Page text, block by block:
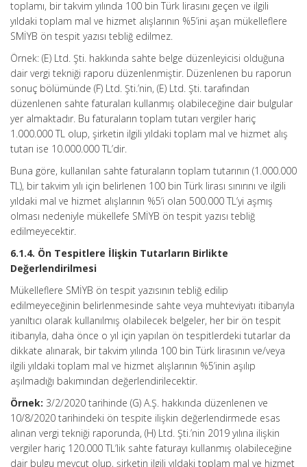
toplamı, bir takvim yılında 100 bin Türk lirasını geçen ve ilgili
yıldaki toplam mal ve hizmet alışlarının %5’ini aşan mükelleflere
SMİYB ön tespit yazısı tebliğ edilmez.
Örnek: (E) Ltd. Şti. hakkında sahte belge düzenleyicisi olduğuna
dair vergi tekniği raporu düzenlenmiştir. Düzenlenen bu raporun
sonuç bölümünde (F) Ltd. Şti.’nin, (E) Ltd. Şti. tarafından
düzenlenen sahte faturaları kullanmış olabileceğine dair bulgular
yer almaktadır. Bu faturaların toplam tutarı vergiler hariç
1.000.000 TL olup, şirketin ilgili yıldaki toplam mal ve hizmet alış
tutarı ise 10.000.000 TL’dir.
Buna göre, kullanılan sahte faturaların toplam tutarının (1.000.000
TL), bir takvim yılı için belirlenen 100 bin Türk lirası sınırını ve ilgili
yıldaki mal ve hizmet alışlarının %5’i olan 500.000 TL’yi aşmış
olması nedeniyle mükellefe SMİYB ön tespit yazısı tebliğ
edilmeyecektir.
6.1.4. Ön Tespitlere İlişkin Tutarların Birlikte
Değerlendirilmesi
Mükelleflere SMİYB ön tespit yazısının tebliğ edilip
edilmeyeceğinin belirlenmesinde sahte veya muhteviyatı itibarıyla
yanıltıcı olarak kullanılmış olabilecek belgeler, her bir ön tespit
itibarıyla, daha önce o yıl için yapılan ön tespitlerdeki tutarlar da
dikkate alınarak, bir takvim yılında 100 bin Türk lirasının ve/veya
ilgili yıldaki toplam mal ve hizmet alışlarının %5’inin aşılıp
aşılmadığı bakımından değerlendirilecektir.
Örnek: 3/2/2020 tarihinde (G) A.Ş. hakkında düzenlenen ve
10/8/2020 tarihindeki ön tespite ilişkin değerlendirmede esas
alınan vergi tekniği raporunda, (H) Ltd. Şti.’nin 2019 yılına ilişkin
vergiler hariç 120.000 TL’lik sahte faturayı kullanmış olabileceğine
dair bulgu mevcut olup, şirketin ilgili yıldaki toplam mal ve hizmet